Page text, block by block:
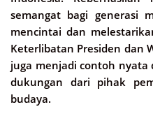
semangat bagi generasi
mencintai dan
Keterlibatan Presiden dan
juga menjadi contoh nyata
dukungan dari pihak
budaya.